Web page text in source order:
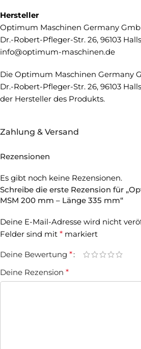
Hersteller
Optimum Maschinen Germany
Dr.-Robert-Pfleger-Str. 26, 96103
info@optimum-maschinen.de
Die Optimum Maschinen Germany
Dr.-Robert-Pfleger-Str. 26, 96103
der Hersteller des Produkts.
Zahlung & Versand
Rezensionen
Es gibt noch keine Rezensionen.
Schreibe die erste Rezension für
MSM 200 mm – Länge 335 mm“
Deine E-Mail-Adresse wird nicht
Felder sind mit * markiert
Deine Bewertung *
Deine Rezension *